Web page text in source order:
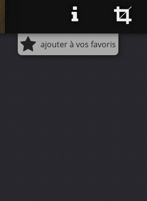
ajouter à vos favoris